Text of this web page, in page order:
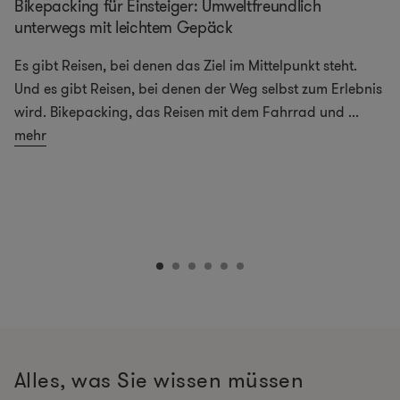
Bikepacking für Einsteiger: Umweltfreundlich
unterwegs mit leichtem Gepäck
Es gibt Reisen, bei denen das Ziel im Mittelpunkt steht.
Und es gibt Reisen, bei denen der Weg selbst zum Erlebnis
wird. Bikepacking, das Reisen mit dem Fahrrad und ...
mehr
Alles, was Sie wissen müssen